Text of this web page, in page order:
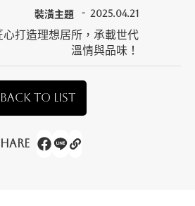
裝潢主題 2025.04.21
打造理想居所，承載世代
溫情與品味！
BACK TO LIST